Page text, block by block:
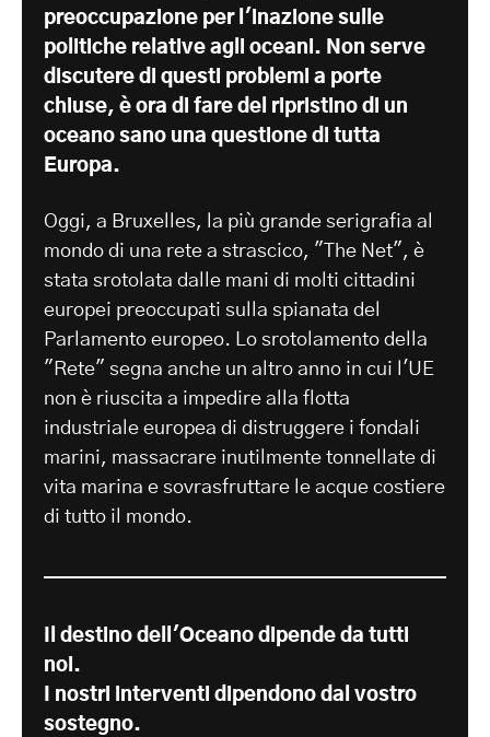
preoccupazione per l'inazione sulle
politiche relative agli oceani. Non serve
discutere di questi problemi a porte
chiuse, è ora di fare del ripristino di un
oceano sano una questione di tutta
Europa.
Oggi, a Bruxelles, la più grande serigrafia al
mondo di una rete a strascico, "The Net", è
stata srotolata dalle mani di molti cittadini
europei preoccupati sulla spianata del
Parlamento europeo. Lo srotolamento della
"Rete" segna anche un altro anno in cui l'UE
non è riuscita a impedire alla flotta
industriale europea di distruggere i fondali
marini, massacrare inutilmente tonnellate di
vita marina e sovrasfruttare le acque costiere
di tutto il mondo.
Il destino dell'Oceano dipende da tutti
noi.
I nostri interventi dipendono dal vostro
sostegno.